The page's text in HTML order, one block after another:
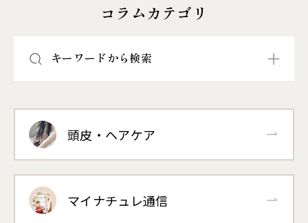
コラムカテゴリ
キーワードから検索
頭皮・ヘアケア
マイナチュレ通信